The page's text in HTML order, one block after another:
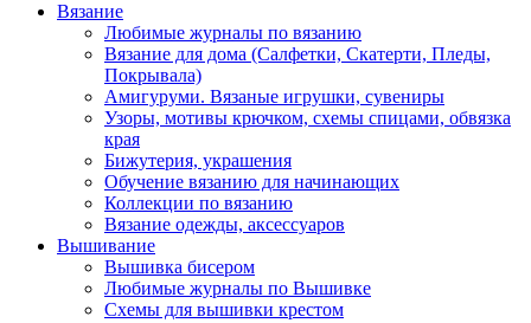
Вязание
Любимые журналы по вязанию
Вязание для дома (Салфетки, Скатерти, Пледы,
Покрывала)
Амигуруми. Вязаные игрушки, сувениры
Узоры, мотивы крючком, схемы спицами, обвязка
края
Бижутерия, украшения
Обучение вязанию для начинающих
Коллекции по вязанию
Вязание одежды, аксессуаров
Вышивание
Вышивка бисером
Любимые журналы по Вышивке
Схемы для вышивки крестом